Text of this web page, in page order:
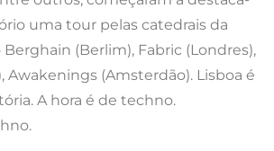
uma tour pelas catedrais da
(Berlim), Fabric (Londres),
Awakenings (Amsterdão). Lisboa é
A hora é de techno.